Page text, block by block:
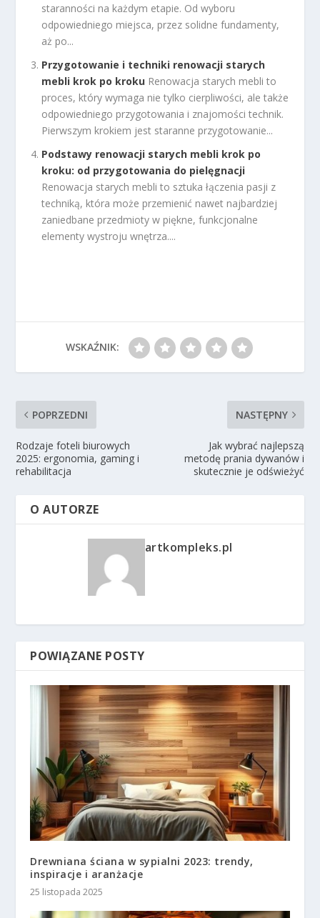
staranności na każdym etapie. Od wyboru
odpowiedniego miejsca, przez solidne fundamenty,
aż po...
Przygotowanie i techniki renowacji starych
mebli krok po kroku Renowacja starych mebli to
proces, który wymaga nie tylko cierpliwości, ale także
odpowiedniego przygotowania i znajomości technik.
Pierwszym krokiem jest staranne przygotowanie...
Podstawy renowacji starych mebli krok po
kroku: od przygotowania do pielęgnacji
Renowacja starych mebli to sztuka łączenia pasji z
techniką, która może przemienić nawet najbardziej
zaniedbane przedmioty w piękne, funkcjonalne
elementy wystroju wnętrza....
WSKAŹNIK:
POPRZEDNI
Rodzaje foteli biurowych
2025: ergonomia, gaming i
rehabilitacja
NASTĘPNY
Jak wybrać najlepszą
metodę prania dywanów i
skutecznie je odświeżyć
O AUTORZE
artkompleks.pl
POWIĄZANE POSTY
Drewniana ściana w sypialni 2023: trendy,
inspiracje i aranżacje
25 listopada 2025